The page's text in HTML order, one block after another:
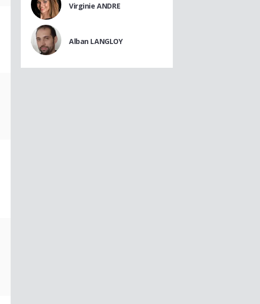
Virginie ANDRE
Alban LANGLOY